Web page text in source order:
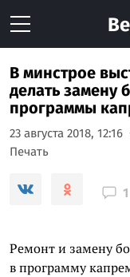
В минстрое
делать замену
программы
23 августа 2018, 12:16
Печать
1
Ремонт и замену
в программу